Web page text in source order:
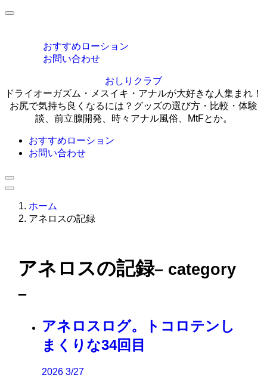
おすすめローション
お問い合わせ
おしりクラブ
ドライオーガズム・メスイキ・アナルが大好きな人集まれ！
お尻で気持ち良くなるには？グッズの選び方・比較・体験
談、前立腺開発、時々アナル風俗、MtFとか。
おすすめローション
お問い合わせ
ホーム
アネロスの記録
アネロスの記録– category
–
アネロスログ。トコロテンし
まくりな34回目
2026 3/27